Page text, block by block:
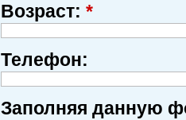
Возраст: *
Телефон:
Заполняя данную